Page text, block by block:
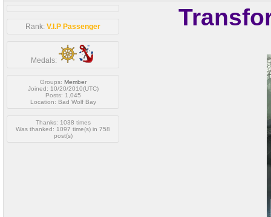
Rank: V.I.P Passenger
Medals:
Groups: Member
Joined: 10/20/2010(UTC)
Posts: 1,045
Location: Bad Wolf Bay
Thanks: 1038 times
Was thanked: 1097 time(s) in 758
post(s)